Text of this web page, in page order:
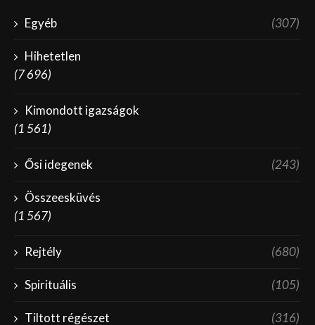
Egyéb (307)
Hihetetlen
(7 696)
Kimondott igazságok
(1 561)
Ősi idegenek (243)
Összeesküvés
(1 567)
Rejtély (680)
Spirituális (105)
Tiltott régészet (316)